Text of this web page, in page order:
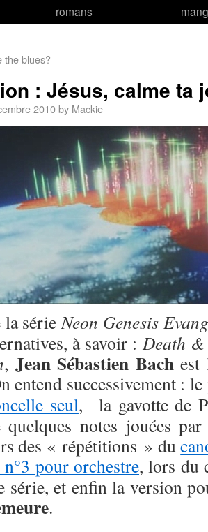
romans
the blues?
: Jésus, calme ta
2010by Mackie
la sérieNeon Genesis
à savoir : Death
, Jean Sébastien Bachest
entend successivement :
seul, la gavotte de
quelques notes jouées
des « répétitions » du
n°3 pour orchestre, lors du
série, et enfin la version
.